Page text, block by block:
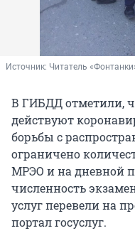
Источник: Читатель
В ГИБДД отметили,
действуют
борьбы с
ограничено
МРЭО и на дневной
численность
услуг перевели на
портал госуслуг.